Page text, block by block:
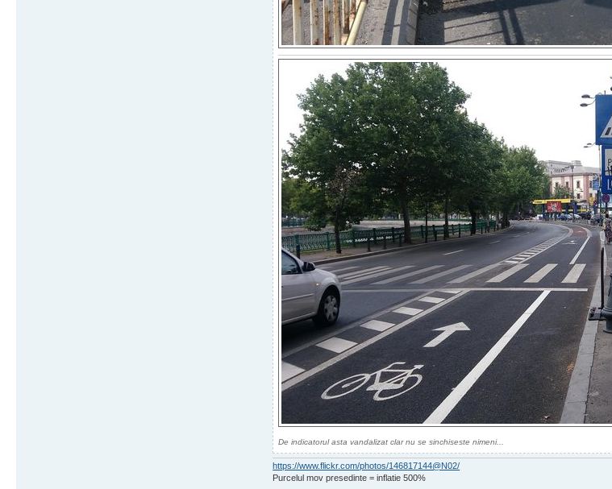
De indicatorul asta vandalizat clar nu se sinchiseste nimeni...
https://www.flickr.com/photos/146817144@N02/
Purcelul mov presedinte = inflatie 500%